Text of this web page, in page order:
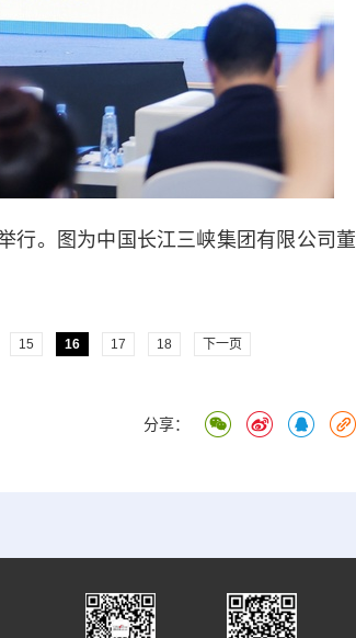
。图为中国长江三峡集团有限公司董
15 16 17 18 下一页
分享：